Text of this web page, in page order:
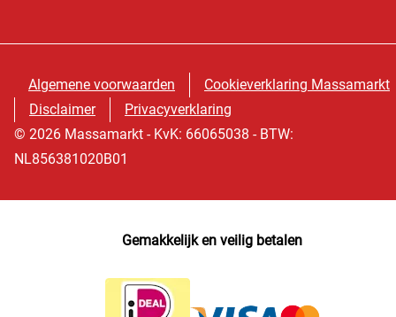
Algemene voorwaarden
Cookieverklaring Massamarkt
Disclaimer
Privacyverklaring
© 2026 Massamarkt - KvK: 66065038 - BTW:
NL856381020B01
Gemakkelijk en veilig betalen